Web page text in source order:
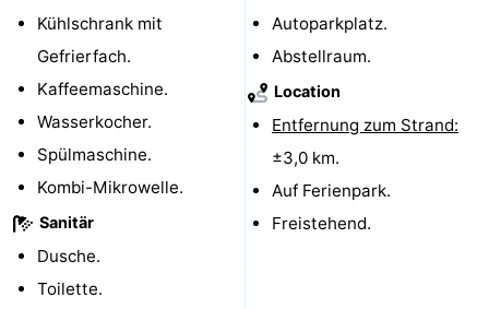
Bollenstreek
-
Natur
Hollands
Duin
Noordwijk
-
Katwijk
-
Scheveningen
-
Kühlschrank mit
Gefrierfach.
Kaffeemaschine.
Wasserkocher.
Spülmaschine.
Kombi-Mikrowelle.
Sanitär
Dusche.
Toilette.
Autoparkplatz.
Abstellraum.
Location
Entfernung zum Strand:
±3,0 km.
Auf Ferienpark.
Freistehend.